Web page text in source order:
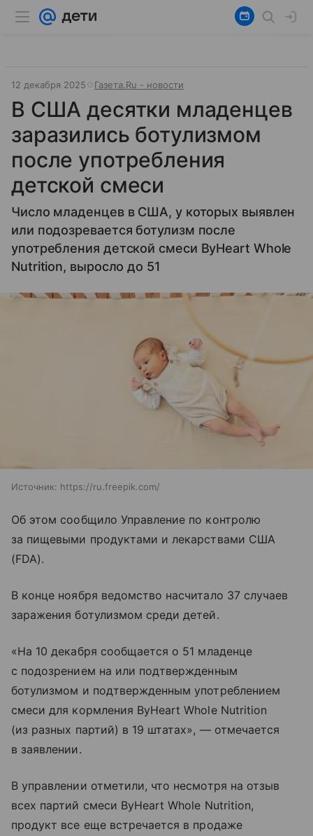
12 декабря 2025 Газета.Ru - новости
В США десятки младенцев
заразились ботулизмом
после употребления
детской смеси
Число младенцев в США, у которых выявлен
или подозревается ботулизм после
употребления детской смеси ByHeart Whole
Nutrition, выросло до 51
Источник: https://ru.freepik.com/
Об этом сообщило Управление по контролю
за пищевыми продуктами и лекарствами США
(FDA).
В конце ноября ведомство насчитало 37 случаев
заражения ботулизмом среди детей.
«На 10 декабря сообщается о 51 младенце
с подозрением на или подтвержденным
ботулизмом и подтвержденным употреблением
смеси для кормления ByHeart Whole Nutrition
(из разных партий) в 19 штатах», — отмечается
в заявлении.
В управлении отметили, что несмотря на отзыв
всех партий смеси ByHeart Whole Nutrition,
продукт все еще встречается в продаже